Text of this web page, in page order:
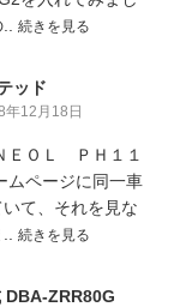
続きを見る
ッド
年12月18日
ＥＯＬ ＰＨ１１
ページに同一車
て、それを見な
続きを見る
DBA-ZRR80G